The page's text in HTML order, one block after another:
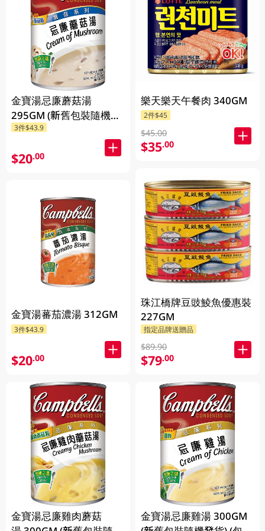
金寶湯忌廉蘑菇湯
295GM (新舊包裝隨機發
貨) (包裝隨機發放)
3件$43.9
$20.00
金寶湯蕃茄濃湯 312GM
3件$43.9
$20.00
金寶湯忌廉雞肉蘑菇
樂天樂天午餐肉 340GM
2件$45
$45.00
$35.00
珠江橋牌豆豉鯪魚優惠裝
227GM
指定品牌送贈品
$89.90
$79.00
金寶湯忌廉雞湯 300GM